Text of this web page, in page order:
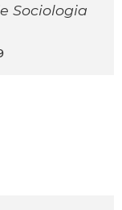
Sociologia